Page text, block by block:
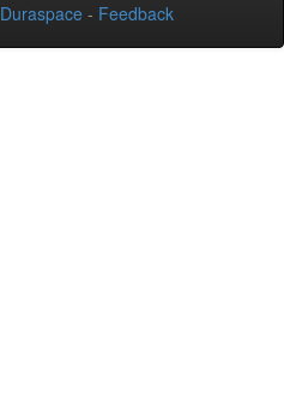
Duraspace - Feedback